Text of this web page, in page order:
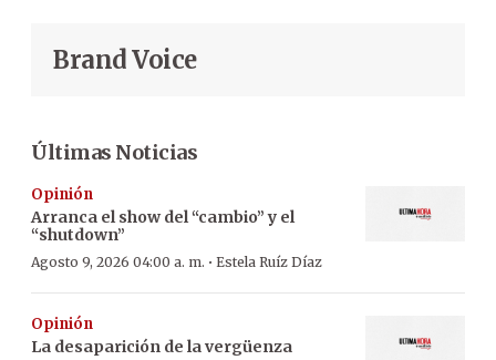
Brand Voice
Últimas Noticias
Opinión
Arranca el show del “cambio” y el
“shutdown”
Agosto 9, 2026 04:00 a. m. · Estela Ruíz Díaz
Opinión
La desaparición de la vergüenza